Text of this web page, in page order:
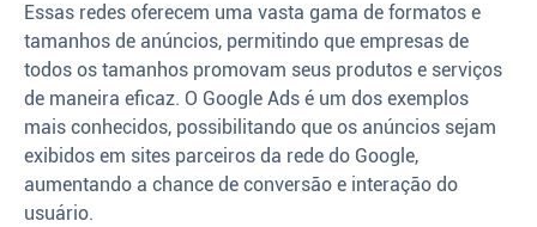
Essas redes oferecem uma vasta gama de formatos e
tamanhos de anúncios, permitindo que empresas de
todos os tamanhos promovam seus produtos e serviços
de maneira eficaz. O Google Ads é um dos exemplos
mais conhecidos, possibilitando que os anúncios sejam
exibidos em sites parceiros da rede do Google,
aumentando a chance de conversão e interação do
usuário.